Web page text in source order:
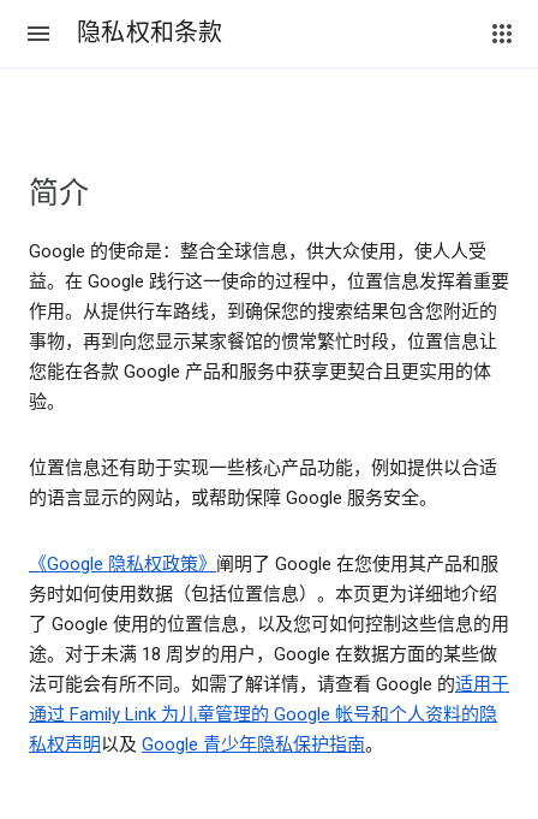
隐私权和条款
简介
Google 的使命是：整合全球信息，供大众使用，使人人受
益。在 Google 践行这一使命的过程中，位置信息发挥着重要
作用。从提供行车路线，到确保您的搜索结果包含您附近的
事物，再到向您显示某家餐馆的惯常繁忙时段，位置信息让
您能在各款 Google 产品和服务中获享更契合且更实用的体
验。
位置信息还有助于实现一些核心产品功能，例如提供以合适
的语言显示的网站，或帮助保障 Google 服务安全。
《Google 隐私权政策》 阐明了 Google 在您使用其产品和服
务时如何使用数据（包括位置信息）。本页更为详细地介绍
了 Google 使用的位置信息，以及您可如何控制这些信息的用
途。对于未满 18 周岁的用户，Google 在数据方面的某些做
法可能会有所不同。如需了解详情，请查看 Google 的适用于
通过 Family Link 为儿童管理的 Google 帐号和个人资料的隐
私权声明以及 Google 青少年隐私保护指南。